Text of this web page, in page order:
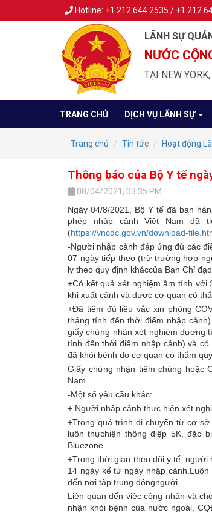
Hotline: +1 212 644 2535 / +1 212
LÃNH SỰ
NƯỚC
TẠI NEW
TRANG CHỦ DỊCH VỤ LÃNH SỰ
Trang chủ Tin tức Hoạt động
Thông báo của Bộ Y tế
08/04/2021, 03:35 PM
Ngày 04/8/2021, Bộ Y tế đã ban
phép nhập cảnh Việt Nam đã
(https://vncdc.gov.vn/download-
-Người nhập cảnh đáp ứng đủ các
07 ngày tiếp theo (trừ trường hợp
ly theo quy định kháccủa Ban Chỉ
+Có kết quả xét nghiệm âm tính với
khi xuất cảnh và được cơ quan có
+Đã tiêm đủ liều vắc xin phòng
tháng tính đến thời điểm nhập
giấy chứng nhận xét nghiệm dương
tính đến thời điểm nhập cảnh) và
đã khỏi bệnh do cơ quan có thẩm
Giấy chứng nhận tiêm chủng hoặc
Nam.
-Một số yêu cầu khác:
+ Người nhập cảnh thực hiện xét
+Trong quá trình di chuyển từ cơ
luôn thựchiện thông điệp 5K, đặc
Bluezone.
+Trong thời gian theo dõi y tế:
14 ngày kể từ ngày nhập
đến nơi tập trung đôngngười.
Liên quan đến việc công nhận và
nhận khỏi bệnh của nước ngoài,